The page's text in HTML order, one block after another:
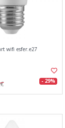
wifi esfer.e27
- 29%